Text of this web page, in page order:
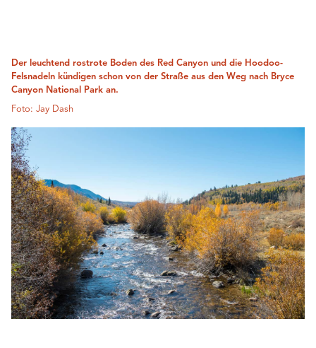
Der leuchtend rostrote Boden des Red Canyon und die Hoodoo-
Felsnadeln kündigen schon von der Straße aus den Weg nach Bryce
Canyon National Park an.
Foto: Jay Dash